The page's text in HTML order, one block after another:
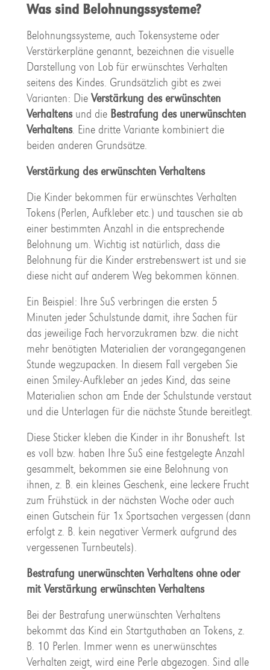
Was sind Belohnungssysteme?
Belohnungssysteme, auch Tokensysteme oder
Verstärkerpläne genannt, bezeichnen die visuelle
Darstellung von Lob für erwünschtes Verhalten
seitens des Kindes. Grundsätzlich gibt es zwei
Varianten: Die Verstärkung des erwünschten
Verhaltensund die Bestrafung des unerwünschten
Verhaltens. Eine dritte Variante kombiniert die
beiden anderen Grundsätze.
Verstärkung des erwünschten Verhaltens
Die Kinder bekommen für erwünschtes Verhalten
Tokens (Perlen, Aufkleber etc.) und tauschen sie ab
einer bestimmten Anzahl in die entsprechende
Belohnung um. Wichtig ist natürlich, dass die
Belohnung für die Kinder erstrebenswert ist und sie
diese nicht auf anderem Weg bekommen können.
Ein Beispiel: Ihre SuS verbringen die ersten 5
Minuten jeder Schulstunde damit, ihre Sachen für
das jeweilige Fach hervorzukramen bzw. die nicht
mehr benötigten Materialien der vorangegangenen
Stunde wegzupacken. In diesem Fall vergeben Sie
einen Smiley-Aufkleber an jedes Kind, das seine
Materialien schon am Ende der Schulstunde verstaut
und die Unterlagen für die nächste Stunde bereitlegt.
Diese Sticker kleben die Kinder in ihr Bonusheft. Ist
es voll bzw. haben Ihre SuS eine festgelegte Anzahl
gesammelt, bekommen sie eine Belohnung von
ihnen, z. B. ein kleines Geschenk, eine leckere Frucht
zum Frühstück in der nächsten Woche oder auch
einen Gutschein für 1x Sportsachen vergessen (dann
erfolgt z. B. kein negativer Vermerk aufgrund des
vergessenen Turnbeutels).
Bestrafung unerwünschten Verhaltens ohne oder
mit Verstärkung erwünschten Verhaltens
Bei der Bestrafung unerwünschten Verhaltens
bekommt das Kind ein Startguthaben an Tokens, z.
B. 10 Perlen. Immer wenn es unerwünschtes
Verhalten zeigt, wird eine Perle abgezogen. Sind alle